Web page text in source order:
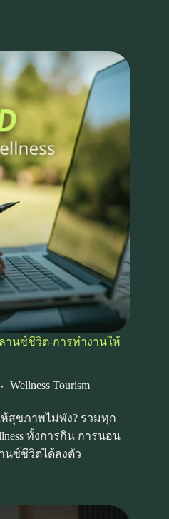
ลานซ์ชีวิต-การทำงานให้
Wellness Tourism
ห้สุขภาพไม่พัง? รวมทุก
ทั้งการกิน การนอน
นซ์ชีวิตได้ลงตัว